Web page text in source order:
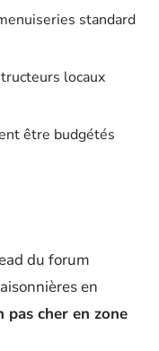
standard
locaux
être budgétés
du forum
en
pas cher en zone